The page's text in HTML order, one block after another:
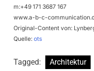
m:+49 171 3687 167
www.a-b-c-
Original-Content von:
Quelle: ots
Tagged: Architektur